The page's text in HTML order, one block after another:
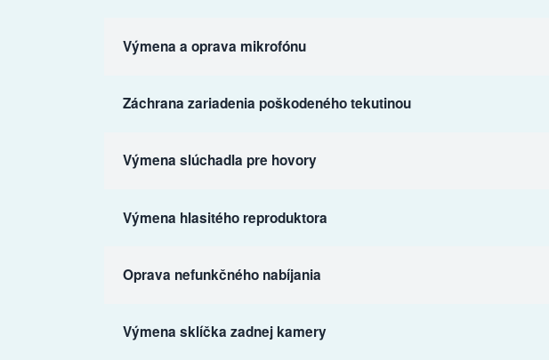
Výmena a oprava mikrofónu
Záchrana zariadenia poškodeného tekutinou
Výmena slúchadla pre hovory
Výmena hlasitého reproduktora
Oprava nefunkčného nabíjania
Výmena sklíčka zadnej kamery